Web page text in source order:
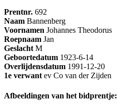
Prentnr. 692
Naam Bannenberg
Voornamen Johannes Theodorus
Roepnaam Jan
GeslachtM
Geboortedatum 1923-6-14
Overlijdensdatum 1991-12-20
1e verwantev Co van der Zijden
Afbeeldingen van het bidprentje: